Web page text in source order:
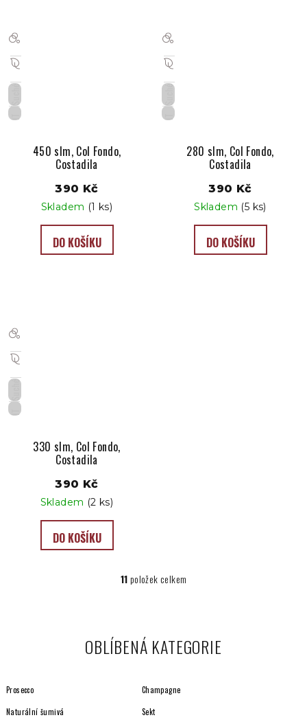
IT
Suché
450 slm, Col Fondo,
Costadila
390 Kč
Skladem (1 ks)
DO KOŠÍKU
IT
Suché
280 slm, Col Fondo,
Costadila
390 Kč
Skladem (5 ks)
DO KOŠÍKU
IT
Suché
330 slm, Col Fondo,
Costadila
390 Kč
Skladem (2 ks)
DO KOŠÍKU
O
d
í
p
11položek celkem
OBLÍBENÁ KATEGORIE
Prosecco Champagne
Naturální šumivá
Sekt